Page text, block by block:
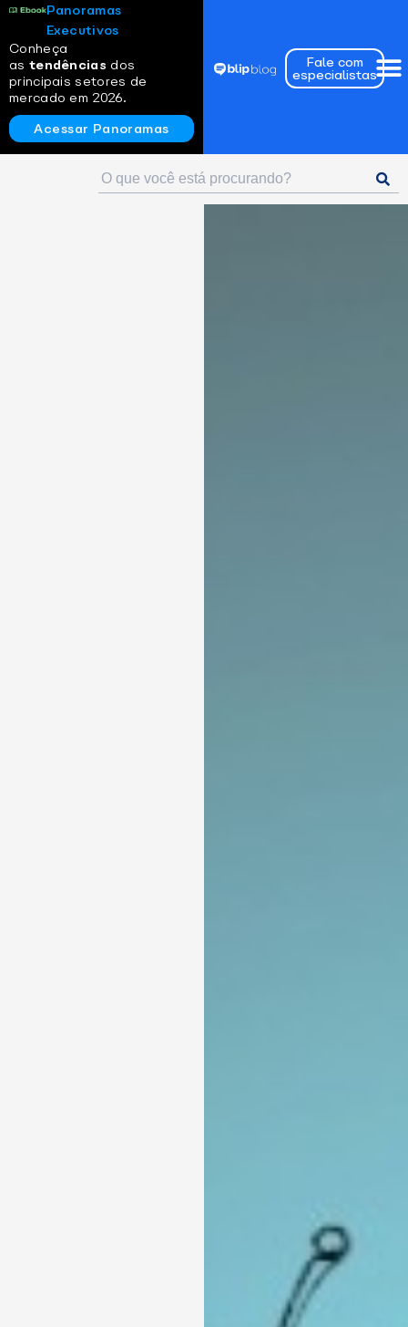
Panoramas
Executivos
Conheça
as tendências dos
principais setores de
mercado em 2026.
Acessar Panoramas
Fale com
especialistas